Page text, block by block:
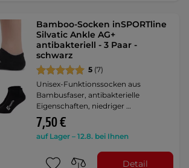
Bamboo-Socken inSPORTline
Silvatic Ankle AG+
antibakteriell - 3 Paar -
schwarz
5 (7)
Unisex-Funktionssocken aus
Bambusfaser, antibakterielle
Eigenschaften, niedriger …
7,50 €
auf Lager – 12.8. bei Ihnen
Detail